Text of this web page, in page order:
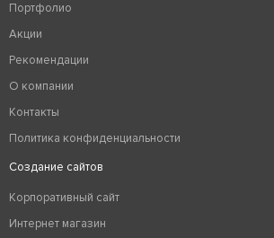
Портфолио
Акции
Рекомендации
О компании
Контакты
Политика конфиденциальности
Создание сайтов
Корпоративный сайт
Интернет магазин